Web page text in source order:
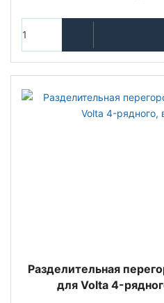
Разделительная
для Volta 4-